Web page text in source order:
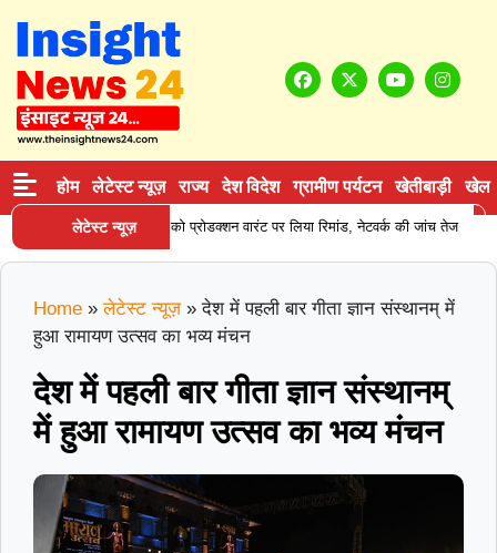
होम लेटेस्ट न्यूज़ राज्य देश विदेश ग्रामीण पर्यटन खेतीबाड़ी खेल
लेटेस्ट न्यूज़
सप्लाई करने वाले आरोपी को प्रोडक्शन वारंट पर लिया रिमांड, नेटवर्क की जांच तेज
Home » लेटेस्ट न्यूज़ »देश में पहली बार गीता ज्ञान संस्थानम् में
हुआ रामायण उत्सव का भव्य मंचन
देश में पहली बार गीता ज्ञान संस्थानम्
में हुआ रामायण उत्सव का भव्य मंचन